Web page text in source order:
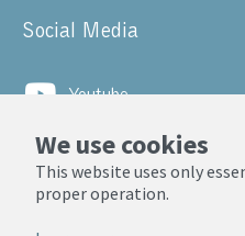
We use cookies
This website uses only
proper operation.
Social Media
Youtube
LinkedIn
© ZARM, Universität